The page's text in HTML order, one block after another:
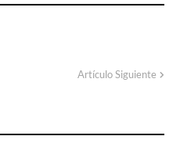
Artículo Siguiente